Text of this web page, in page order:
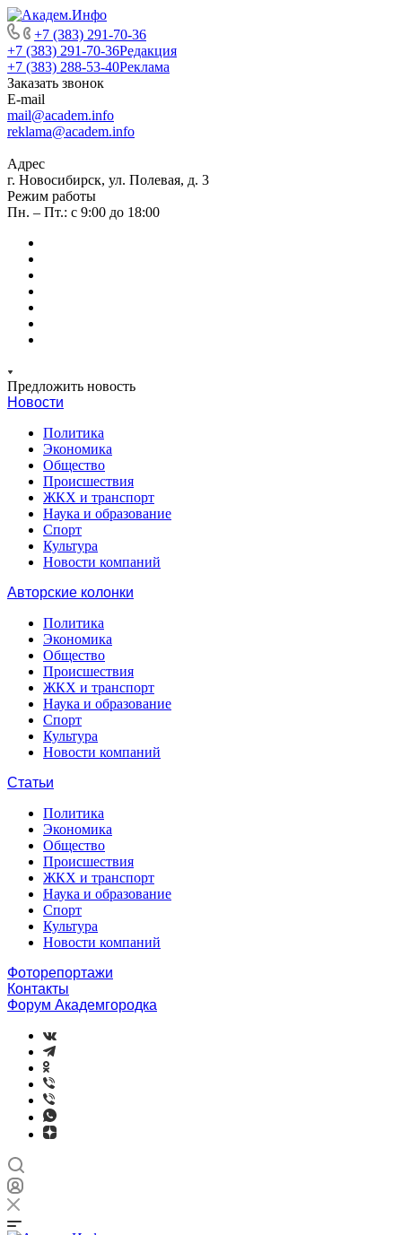
+7 (383) 291-70-36
+7 (383) 291-70-36Редакция
+7 (383) 288-53-40Реклама
Заказать звонок
E-mail
mail@academ.info
reklama@academ.info
Адрес
г. Новосибирск, ул. Полевая, д. 3
Режим работы
Пн. – Пт.: с 9:00 до 18:00
Предложить новость
Новости
Политика
Экономика
Общество
Происшествия
ЖКХ и транспорт
Наука и образование
Спорт
Культура
Новости компаний
Авторские колонки
Политика
Экономика
Общество
Происшествия
ЖКХ и транспорт
Наука и образование
Спорт
Культура
Новости компаний
Статьи
Политика
Экономика
Общество
Происшествия
ЖКХ и транспорт
Наука и образование
Спорт
Культура
Новости компаний
Фоторепортажи
Контакты
Форум Академгородка